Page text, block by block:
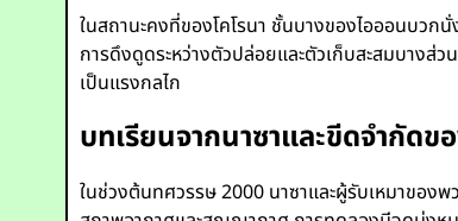
ในสถานะคงที่ของโคโรนา ชั้นบางของไอออนบว
การดึงดูดระหว่างตัวปล่อยและตัวเก็บสะสมบางส่
เป็นแรงกลไก
บทเรียนจากนาซาและขีดจำกัด
ในช่วงต้นทศวรรษ 2000 นาซาและผู้รับเหมาของ